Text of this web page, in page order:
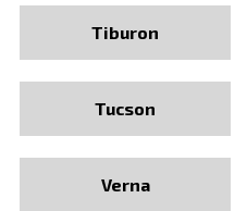
Tiburon
Tucson
Verna